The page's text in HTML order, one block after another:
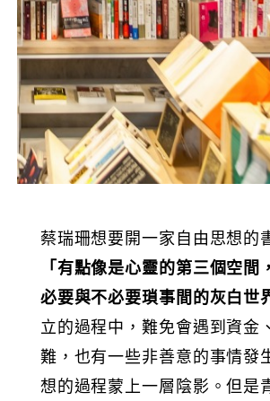
蔡瑞珊想要開一家自由思想的
「有點像是心靈的第三個空間
必要與不必要瑣事間的灰白世
立的過程中，難免會遇到資金
難，也有一些非善意的事情發
想的過程蒙上一層陰影。但是